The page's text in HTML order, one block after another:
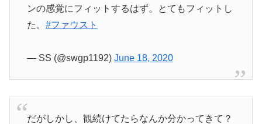
ンの感覚にフィットするはず。とてもフィットし
た。 #ファウスト
— SS (@swgp1192) June 18, 2020
だがしかし、観続けてたらなんか分かってきて？